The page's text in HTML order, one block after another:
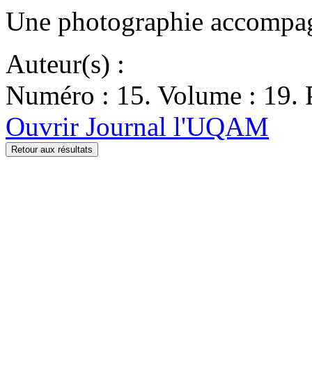
Une photographie
Auteur(s) :
Numéro : 15. Volume : 19.
Ouvrir Journal l'UQAM
Retour aux résultats